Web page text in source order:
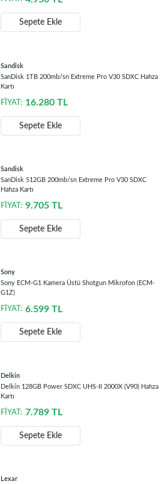
Sepete Ekle
Sandisk
SanDisk 1TB 200mb/sn Extreme Pro V30 SDXC Hafıza
Kartı
FİYAT: 16.280 TL
Sepete Ekle
Sandisk
SanDisk 512GB 200mb/sn Extreme Pro V30 SDXC
Hafıza Kartı
FİYAT: 9.705 TL
Sepete Ekle
Sony
Sony ECM-G1 Kamera Üstü Shotgun Mikrofon (ECM-
G1Z)
FİYAT: 6.599 TL
Sepete Ekle
Delkin
Delkin 128GB Power SDXC UHS-II 2000X (V90) Hafıza
Kartı
FİYAT: 7.789 TL
Sepete Ekle
Lexar